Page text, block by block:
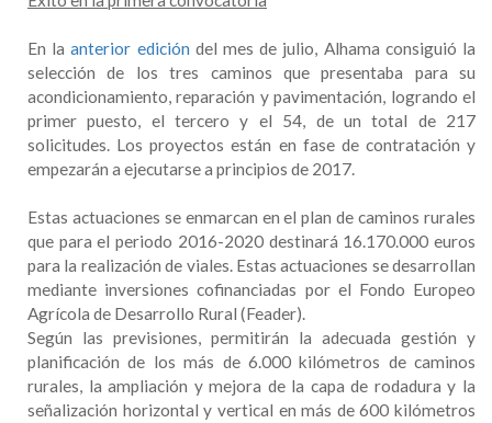
En la anterior edición del mes de julio, Alhama consiguió la
selección de los tres caminos que presentaba para su
acondicionamiento, reparación y pavimentación, logrando el
primer puesto, el tercero y el 54, de un total de 217
solicitudes. Los proyectos están en fase de contratación y
empezarán a ejecutarse a principios de 2017.
Estas actuaciones se enmarcan en el plan de caminos rurales
que para el periodo 2016-2020 destinará 16.170.000 euros
para la realización de viales. Estas actuaciones se desarrollan
mediante inversiones cofinanciadas por el Fondo Europeo
Agrícola de Desarrollo Rural (Feader).
Según las previsiones, permitirán la adecuada gestión y
planificación de los más de 6.000 kilómetros de caminos
rurales, la ampliación y mejora de la capa de rodadura y la
señalización horizontal y vertical en más de 600 kilómetros